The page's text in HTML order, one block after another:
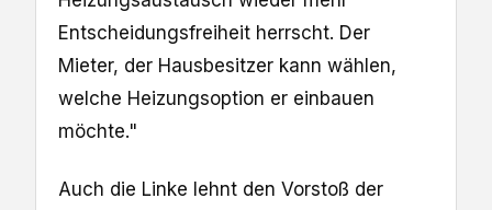
Entscheidungsfreiheit herrscht. Der
Mieter, der Hausbesitzer kann wählen,
welche Heizungsoption er einbauen
möchte."
Auch die Linke lehnt den Vorstoß der